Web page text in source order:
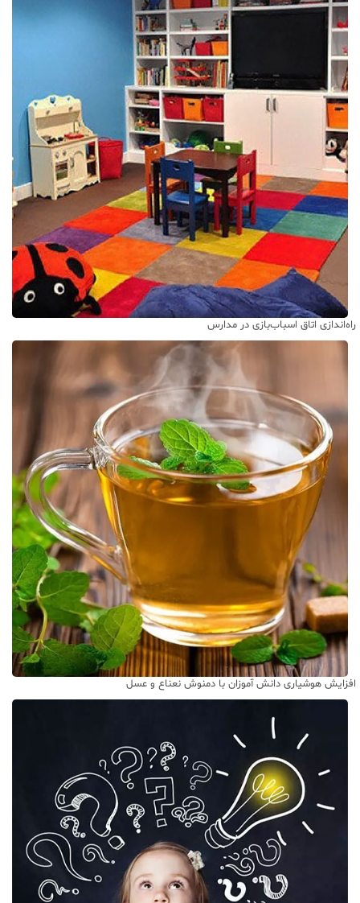
راه‌اندازی اتاق اسباب‌بازی در مدارس
افزایش هوشیاری دانش آموزان با دمنوش نعناع و عسل